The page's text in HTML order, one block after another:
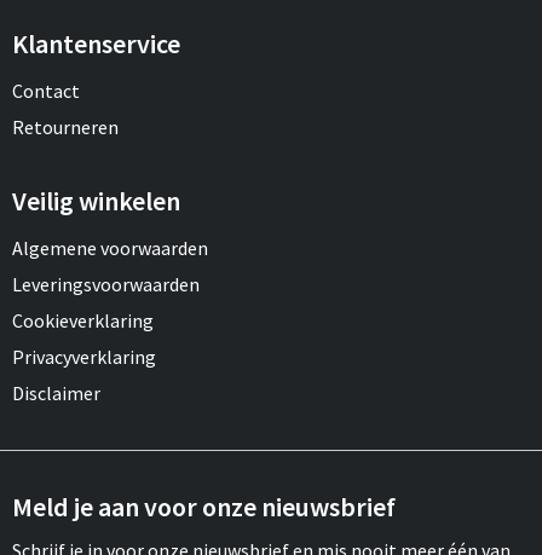
Klantenservice
Contact
Retourneren
Veilig winkelen
Algemene voorwaarden
Leveringsvoorwaarden
Cookieverklaring
Privacyverklaring
Disclaimer
Meld je aan voor onze nieuwsbrief